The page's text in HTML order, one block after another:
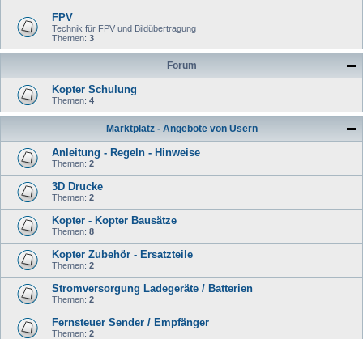
FPV
Technik für FPV und Bildübertragung
Themen: 3
Forum
Kopter Schulung
Themen: 4
Marktplatz - Angebote von Usern
Anleitung - Regeln - Hinweise
Themen: 2
3D Drucke
Themen: 2
Kopter - Kopter Bausätze
Themen: 8
Kopter Zubehör - Ersatzteile
Themen: 2
Stromversorgung Ladegeräte / Batterien
Themen: 2
Fernsteuer Sender / Empfänger
Themen: 2